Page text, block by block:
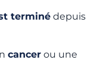
terminé depuis
cancer ou une